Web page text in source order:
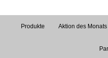
Produkte Aktion des Monats